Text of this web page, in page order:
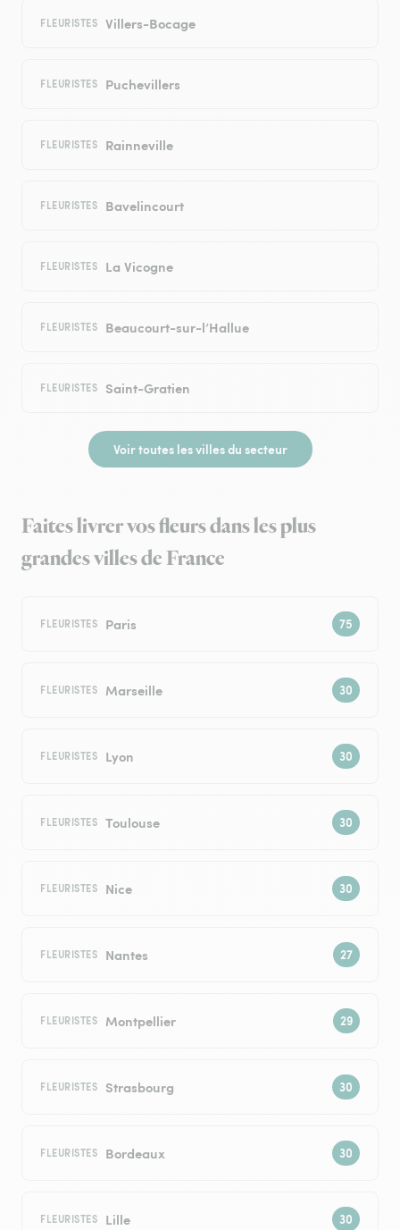
FLEURISTES Villers-Bocage
FLEURISTES Puchevillers
FLEURISTES Rainneville
FLEURISTES Bavelincourt
FLEURISTES La Vicogne
FLEURISTES Beaucourt-sur-l’Hallue
FLEURISTES Saint-Gratien
Voir toutes les villes du secteur
Faites livrer vos fleurs dans les plus
grandes villes de France
FLEURISTES Paris
FLEURISTES Marseille
FLEURISTES Lyon
FLEURISTES Toulouse
FLEURISTES Nice
FLEURISTES Nantes
FLEURISTES Montpellier
FLEURISTES Strasbourg
FLEURISTES Bordeaux
FLEURISTES Lille